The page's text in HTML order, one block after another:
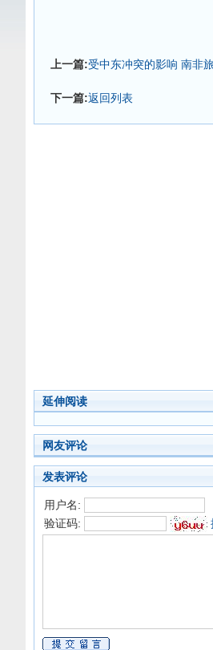
上一篇:受中东冲突的影响 南非
下一篇:返回列表
延伸阅读
网友评论
发表评论
用户名:
验证码: